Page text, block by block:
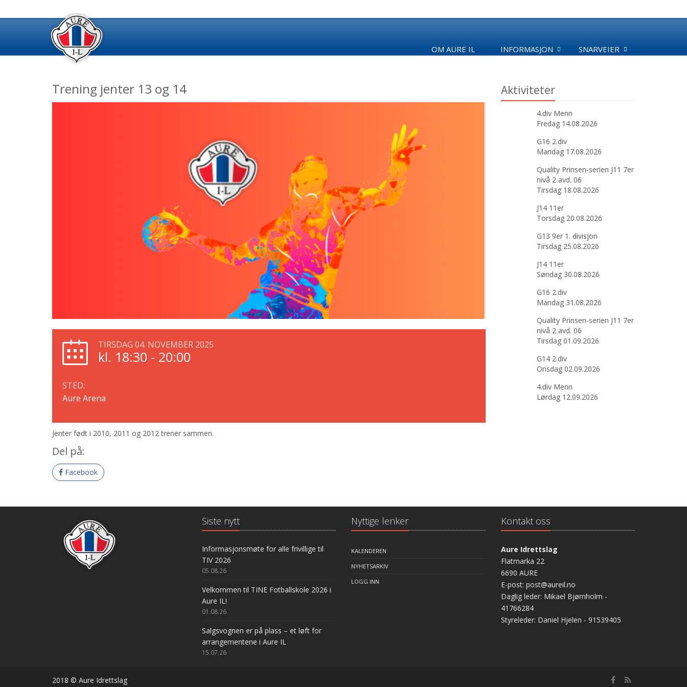
OM AURE IL INFORMASJON SNARVEIER
Trening jenter 13 og 14
TIRSDAG 04. NOVEMBER 2025
kl. 18:30 - 20:00
STED:
Aure Arena
Jenter født i 2010, 2011 og 2012 trener sammen.
Del på:
Facebook
Aktiviteter
4.div Menn
Fredag 14.08.2026
G16 2.div
Mandag 17.08.2026
Quality Prinsen-serien J11 7er
nivå 2 avd. 06
Tirsdag 18.08.2026
J14 11er
Torsdag 20.08.2026
G13 9er 1. divisjon
Tirsdag 25.08.2026
J14 11er
Søndag 30.08.2026
G16 2.div
Mandag 31.08.2026
Quality Prinsen-serien J11 7er
nivå 2 avd. 06
Tirsdag 01.09.2026
G14 2.div
Onsdag 02.09.2026
4.div Menn
Lørdag 12.09.2026
Siste nytt
Informasjonsmøte for alle frivillige til
TIV 2026
05.08.26
Velkommen til TINE Fotballskole 2026 i
Aure IL!
01.08.26
Salgsvognen er på plass – et løft for
arrangementene i Aure IL
15.07.26
Nyttige lenker
KALENDEREN
NYHETSARKIV
LOGG INN
Kontakt oss
Aure Idrettslag
Flatmarka 22
6690 AURE
E-post: post@aureil.no
Daglig leder: Mikael Bjørnholm -
41766284
Styreleder: Daniel Hjelen - 91539405
2018 © Aure Idrettslag